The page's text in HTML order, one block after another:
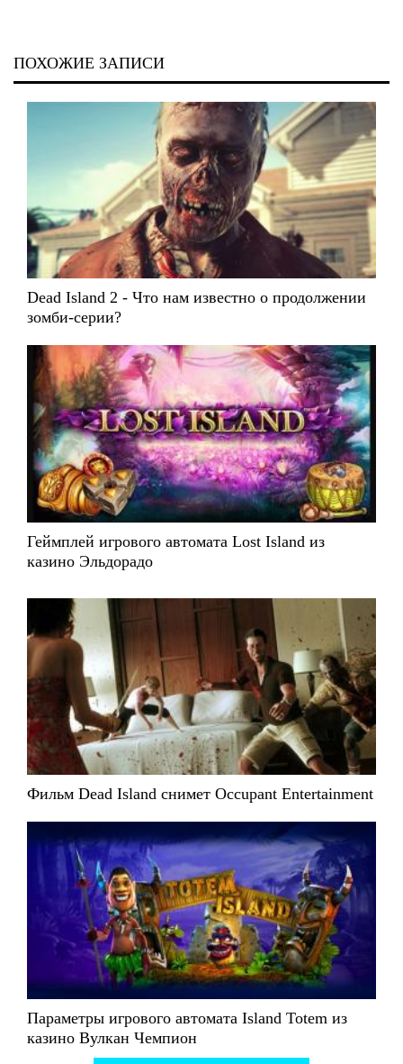
ПОХОЖИЕ ЗАПИСИ
Dead Island 2 - Что нам известно о продолжении
зомби-серии?
Геймплей игрового автомата Lost Island из
казино Эльдорадо
Фильм Dead Island снимет Occupant Entertainment
Параметры игрового автомата Island Totem из
казино Вулкан Чемпион